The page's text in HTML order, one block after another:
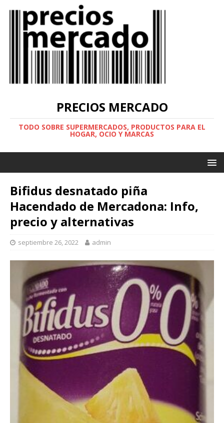
PRECIOS MERCADO
TODO SOBRE SUPERMERCADOS, PRODUCTOS PARA EL
HOGAR, OCIO Y MARCAS
Bifidus desnatado piña
Hacendado de Mercadona: Info,
precio y alternativas
septiembre 26, 2022 admin